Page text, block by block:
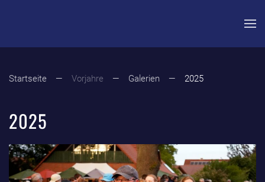
Startseite Vorjahre Galerien 2025
2025